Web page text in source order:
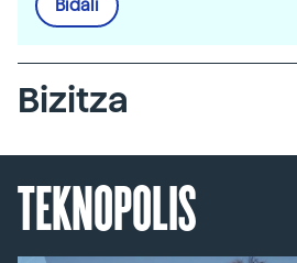
Bidali
Bizitza
TEKNOPOLIS